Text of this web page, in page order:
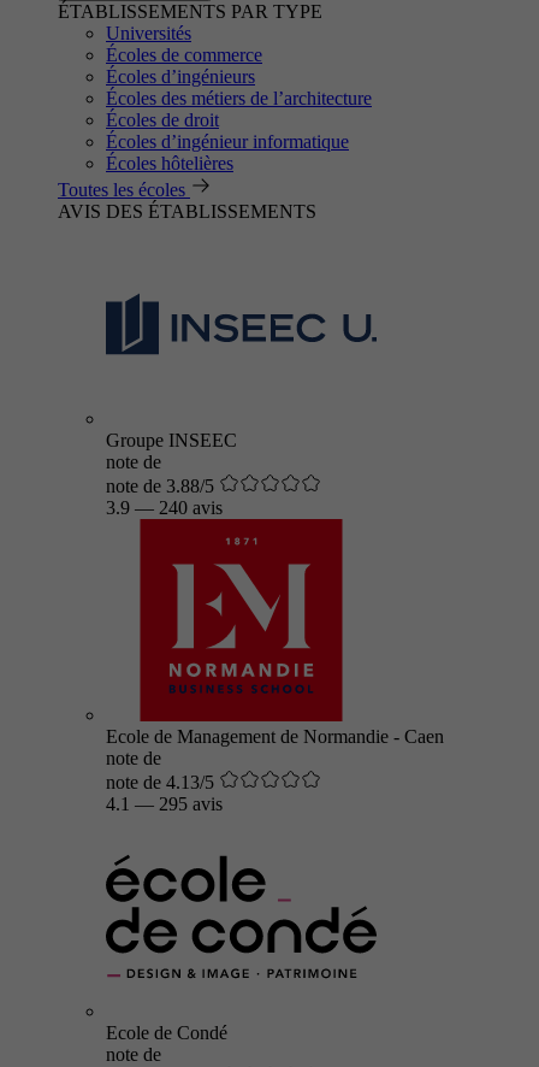
ÉTABLISSEMENTS PAR TYPE
Universités
Écoles de commerce
Écoles d’ingénieurs
Écoles des métiers de l’architecture
Écoles de droit
Écoles d’ingénieur informatique
Écoles hôtelières
Toutes les écoles
AVIS DES ÉTABLISSEMENTS
Groupe INSEEC
note de
note de 3.88/5
3.9 — 240 avis
Ecole de Management de Normandie - Caen
note de
note de 4.13/5
4.1 — 295 avis
Ecole de Condé
note de